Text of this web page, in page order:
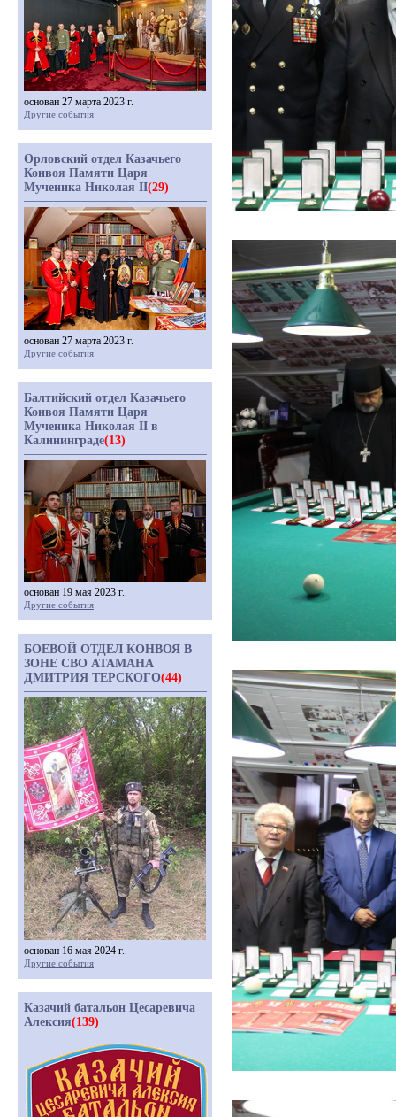
основан 27 марта 2023 г.
Другие события
Орловский отдел Казачьего
Конвоя Памяти Царя
Мученика Николая II(29)
основан 27 марта 2023 г.
Другие события
Балтийский отдел Казачьего
Конвоя Памяти Царя
Мученика Николая II в
Калининграде(13)
основан 19 мая 2023 г.
Другие события
БОЕВОЙ ОТДЕЛ КОНВОЯ В
ЗОНЕ СВО АТАМАНА
ДМИТРИЯ ТЕРСКОГО(44)
основан 16 мая 2024 г.
Другие события
Казачий батальон Цесаревича
Алексия(139)